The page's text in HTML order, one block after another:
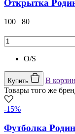
Открытка
100 80
O/S
Купить
В
Товары того же
-15%
Футболка